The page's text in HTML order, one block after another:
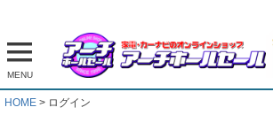
MENU
HOME ログイン